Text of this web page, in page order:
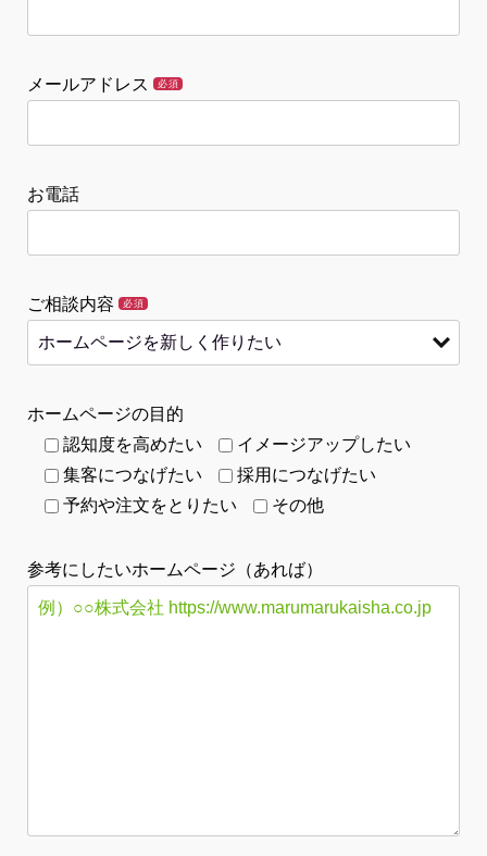
メールアドレス 必須
お電話
ご相談内容 必須
ホームページの目的
認知度を高めたい
イメージアップしたい
集客につなげたい
採用につなげたい
予約や注文をとりたい
その他
参考にしたいホームページ（あれば）